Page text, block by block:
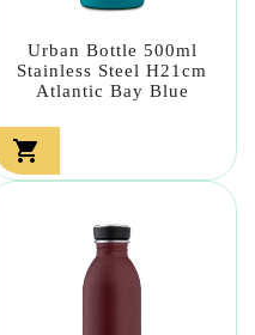
Urban Bottle 500ml
Stainless Steel H21cm
Atlantic Bay Blue
